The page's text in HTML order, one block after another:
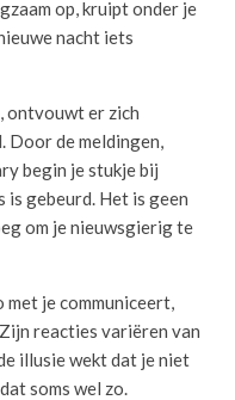
op, kruipt onder je
nacht iets
ontvouwt er zich
Door de meldingen,
begin je stukje bij
gebeurd. Het is geen
om je nieuwsgierig te
met je communiceert,
reacties variëren van
illusie wekt dat je niet
soms wel zo.